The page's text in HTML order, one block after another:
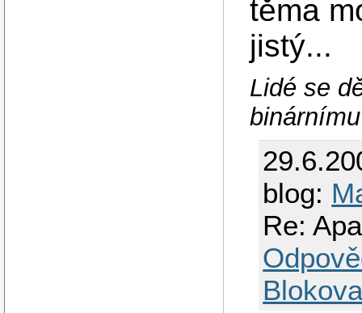
těma
jistý...
Lidé se
blog:
Re: